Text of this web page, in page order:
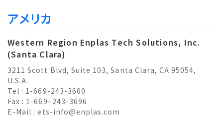
アメリカ
Western Region Enplas Tech Solutions, Inc.
(Santa Clara)
3211 Scott Blvd, Suite 103, Santa Clara, CA 95054,
U.S.A.
Tel : 1-669-243-3600
Fax : 1-669–243-3696
E-Mail :ets-info@enplas.com